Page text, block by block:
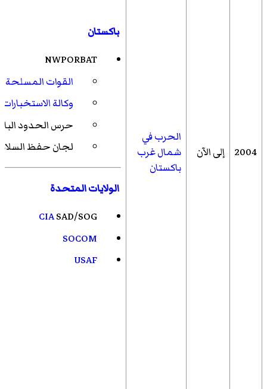
2004 إلى الآن
الحرب في
شمال غرب
باكستان
باكستان
NWPORBAT
القوات المسلحة
وكالة الاستخبارات
حرس الحدود
لجان حفظ السلام
الولايات المتحدة
CIASAD/SOG
SOCOM
USAF